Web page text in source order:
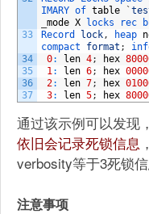
33
34
35
36
37
IMARY of table `
mode X locks rec
Record
lock, heap
compact format ;
0: len 4; hex
1: len 6; hex
2: len 7; hex
3: len 5; hex
通过该示例可以发现，
依旧会记录死锁信息
verbosity等于3死锁信
注意事项